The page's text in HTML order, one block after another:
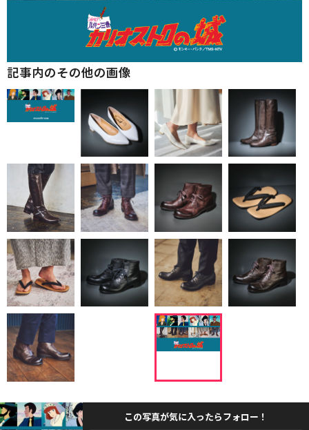
記事内のその他の画像
この写真が気に入ったらフォロー！